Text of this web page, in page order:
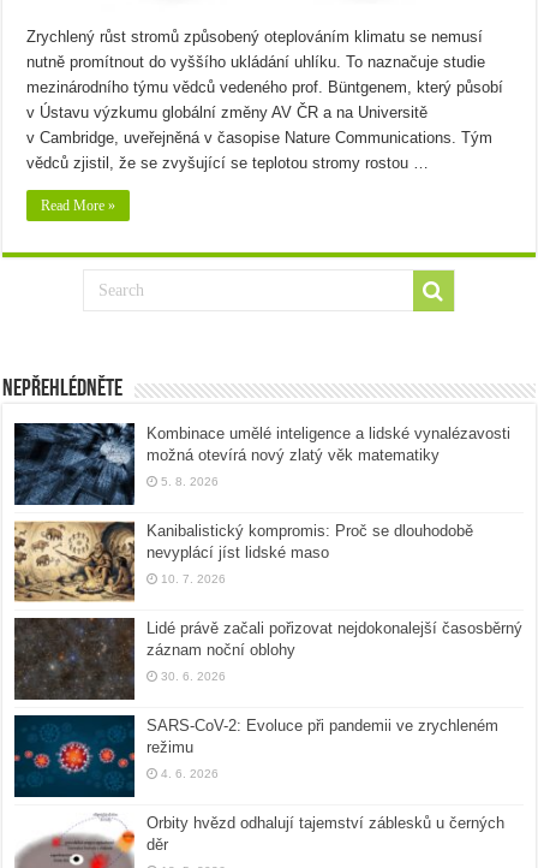
Zrychlený růst stromů způsobený oteplováním klimatu se nemusí
nutně promítnout do vyššího ukládání uhlíku. To naznačuje studie
mezinárodního týmu vědců vedeného prof. Büntgenem, který působí
v Ústavu výzkumu globální změny AV ČR a na Universitě
v Cambridge, uveřejněná v časopise Nature Communications. Tým
vědců zjistil, že se zvyšující se teplotou stromy rostou …
Read More »
Nepřehlédněte
Kombinace umělé inteligence a lidské vynalézavosti
možná otevírá nový zlatý věk matematiky
5. 8. 2026
Kanibalistický kompromis: Proč se dlouhodobě
nevyplácí jíst lidské maso
10. 7. 2026
Lidé právě začali pořizovat nejdokonalejší časosběrný
záznam noční oblohy
30. 6. 2026
SARS-CoV-2: Evoluce při pandemii ve zrychleném
režimu
4. 6. 2026
Orbity hvězd odhalují tajemství záblesků u černých
děr